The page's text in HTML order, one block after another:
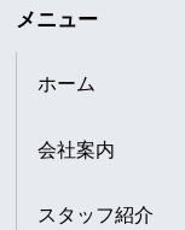
メニュー
ホーム
会社案内
スタッフ紹介